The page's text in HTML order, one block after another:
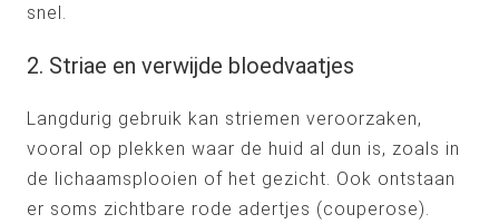
snel.
2. Striae en verwijde bloedvaatjes
Langdurig gebruik kan striemen veroorzaken,
vooral op plekken waar de huid al dun is, zoals in
de lichaamsplooien of het gezicht. Ook ontstaan
er soms zichtbare rode adertjes (couperose).